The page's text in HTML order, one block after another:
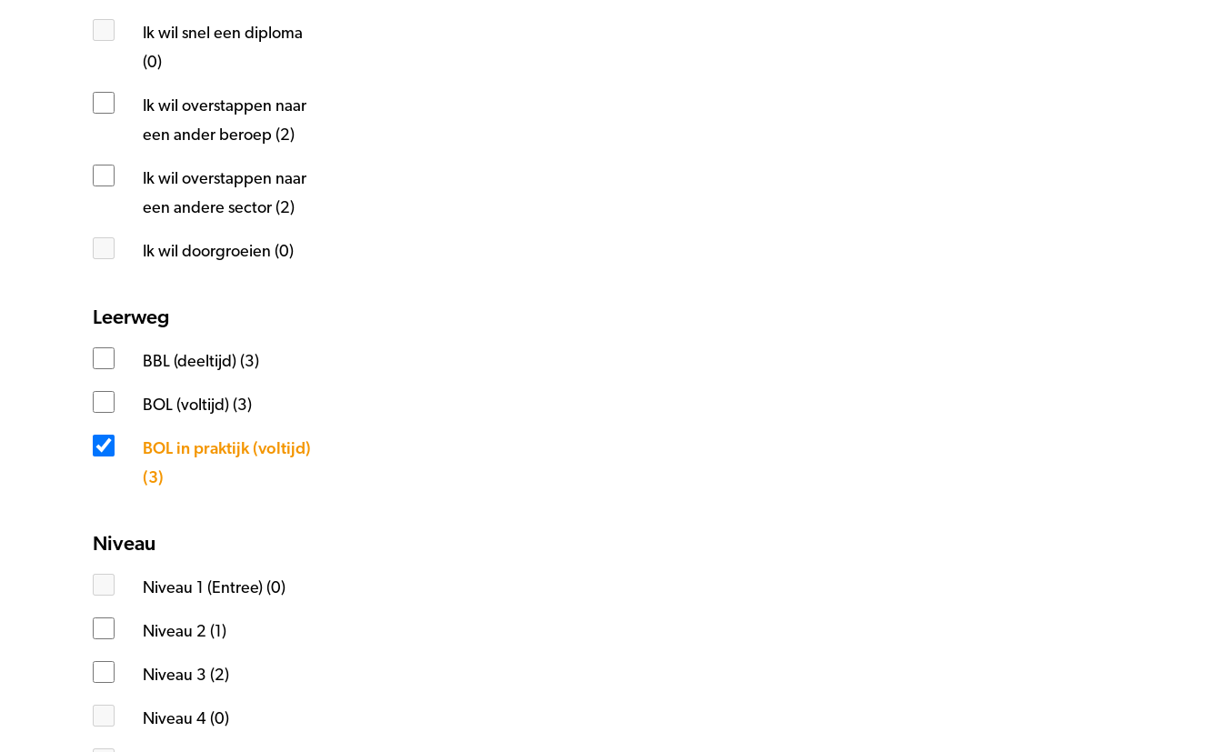
Ik wil snel een diploma
(0)
Ik wil overstappen naar
een ander beroep (2)
Ik wil overstappen naar
een andere sector (2)
Ik wil doorgroeien (0)
Leerweg
BBL (deeltijd) (3)
BOL (voltijd) (3)
BOL in praktijk (voltijd)
(3)
Niveau
Niveau 1 (Entree) (0)
Niveau 2 (1)
Niveau 3 (2)
Niveau 4 (0)